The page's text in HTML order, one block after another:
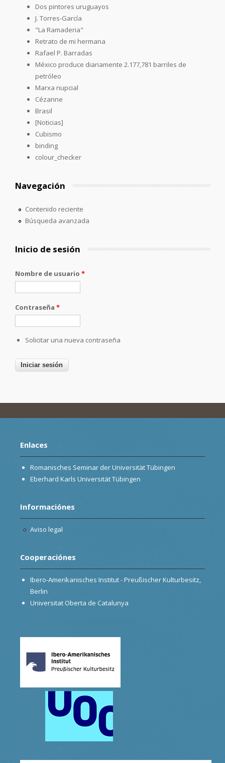
Dos pintores uruguayos
J. Torres-García
"La Ramaderia"
Retrato de mi hermana
Rafael P. Barradas
México produce diariamente 2.177,781 barriles de
petróleo
Marxa nupcial
Cézanne
Brasil
[Noticias]
Cubismo
binding
colour_checker
Navegación
Contenido reciente
Búsqueda avanzada
Inicio de sesión
Nombre de usuario *
Contraseña *
Solicitar una nueva contraseña
Enlaces
Romanisches Seminar der Universität Tübingen
Eberhard Karls Universität Tübingen
Informaciónes
Aviso legal
Cooperaciónes
Ibero-Amerikanisches Institut - Preußischer Kulturbesitz,
Berlin
Universitat Oberta de Catalunya